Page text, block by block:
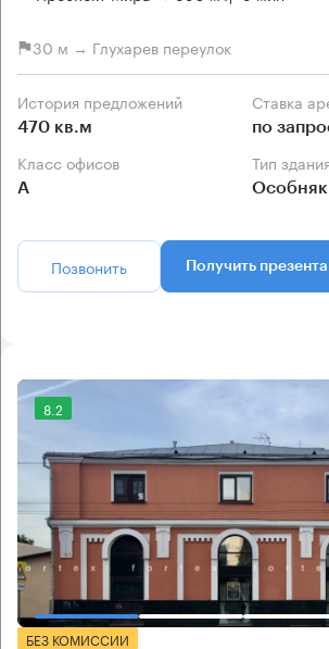
30 м → Глухарев переулок
История предложений
470 кв.м
Ставка
по
Класс офисов
А
Тип здания
Особняк
Позвонить Получить
8.2
БЕЗ КОМИССИИ